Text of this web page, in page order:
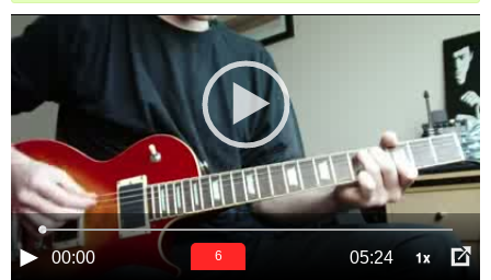
00:00 05:24 1x
6